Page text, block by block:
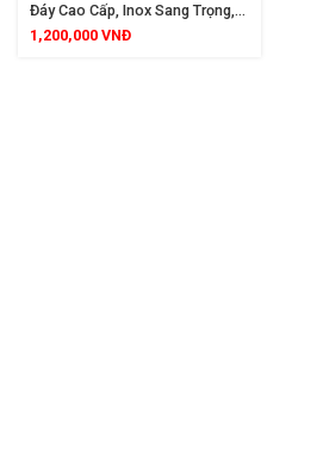
Đáy Cao Cấp, Inox Sang Trọng,
Dùng Được Cho Mọi Loại Bếp
1,200,000 VNĐ